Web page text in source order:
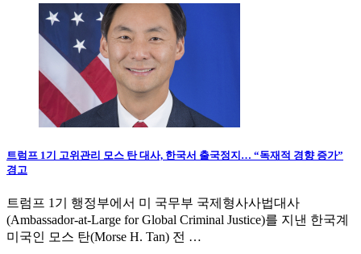
트럼프 1기 고위관리 모스 탄 대사, 한국서 출국정지… “독재적 경향 증가”
경고
트럼프 1기 행정부에서 미 국무부 국제형사사법대사
(Ambassador-at-Large for Global Criminal Justice)를 지낸 한국계
미국인 모스 탄(Morse H. Tan) 전 …